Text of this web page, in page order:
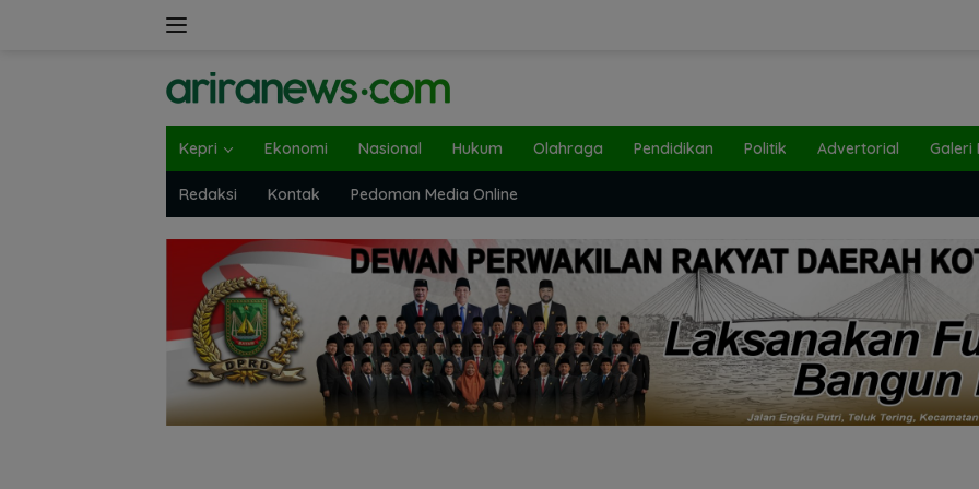
Kepri Ekonomi Nasional Hukum Olahraga Pendidikan Politik Advertorial Galeri
Redaksi Kontak Pedoman Media Online